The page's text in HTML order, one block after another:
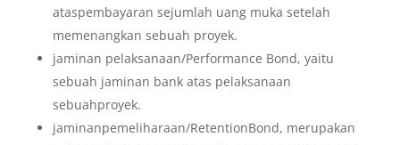
ataspembayaran sejumlah uang muka setelah
memenangkan sebuah proyek.
jaminan pelaksanaan/Performance Bond, yaitu
sebuah jaminan bank atas pelaksanaan
sebuahproyek.
jaminanpemeliharaan/RetentionBond, merupakan